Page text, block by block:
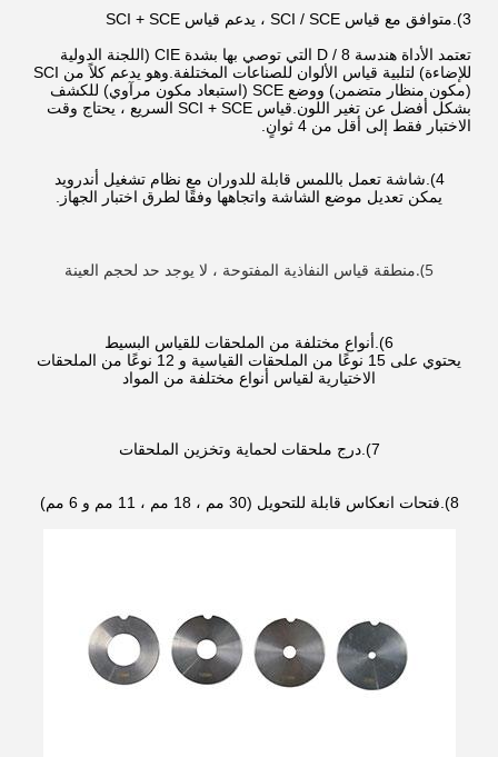
3).متوافق مع قياس SCI / SCE ، يدعم قياس SCI + SCE
تعتمد الأداة هندسة D / 8 التي توصي بها بشدة CIE (اللجنة الدولية
للإضاءة) لتلبية قياس الألوان للصناعات المختلفة.وهو يدعم كلاً من SCI
(مكون منظار متضمن) ووضع SCE (استبعاد مكون مرآوي) للكشف
بشكل أفضل عن تغير اللون.قياس SCI + SCE السريع ، يحتاج وقت
الاختبار فقط إلى أقل من 4 ثوانٍ.
4).شاشة تعمل باللمس قابلة للدوران مع نظام تشغيل أندرويد
يمكن تعديل موضع الشاشة واتجاهها وفقًا لطرق اختبار الجهاز.
5).منطقة قياس النفاذية المفتوحة ، لا يوجد حد لحجم العينة
6).أنواع مختلفة من الملحقات للقياس البسيط
يحتوي على 15 نوعًا من الملحقات القياسية و 12 نوعًا من الملحقات
الاختيارية لقياس أنواع مختلفة من المواد
7).درج ملحقات لحماية وتخزين الملحقات
8).فتحات انعكاس قابلة للتحويل (30 مم ، 18 مم ، 11 مم و 6 مم)